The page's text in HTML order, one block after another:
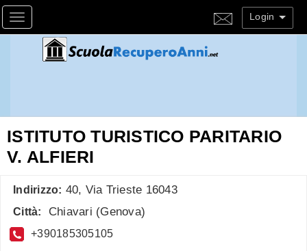
Toggle navigation Login
ISTITUTO TURISTICO PARITARIO
V. ALFIERI
Indirizzo: 40, Via Trieste 16043
Città: Chiavari (Genova)
+390185305105